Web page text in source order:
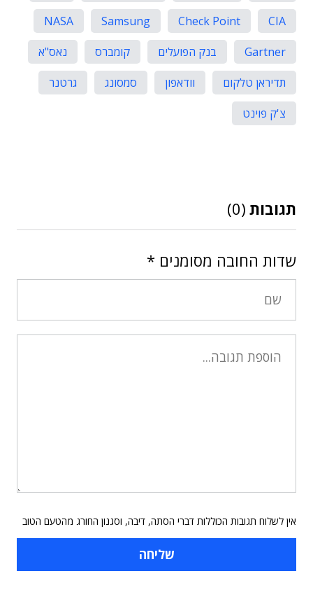
CIA
Check Point
Samsung
NASA
Gartner
בנק הפועלים קומברס
נאס"א
תדיראן טלקום
וודאפון סמסונג
גרטנר
צ'ק פוינט
תגובות (0)
שדות החובה מסומנים *
אין לשלוח תגובות הכוללות דברי הסתה, דיבה, וסגנון החורג מהטעם הטוב